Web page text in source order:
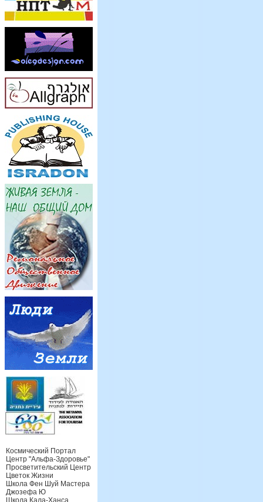
Космический Портал
Центр "Альфа-Здоровье"
Просветительский Центр
Цветок Жизни
Школа Фен Шуй Мастера
Джозефа Ю
Школа Кала-Ханса